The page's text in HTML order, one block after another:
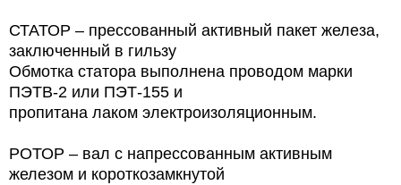
СТАТОР – прессованный активный пакет железа,
заключенный в гильзу
Обмотка статора выполнена проводом марки
ПЭТВ-2 или ПЭТ-155 и
пропитана лаком электроизоляционным.
РОТОР – вал с напрессованным активным
железом и короткозамкнутой